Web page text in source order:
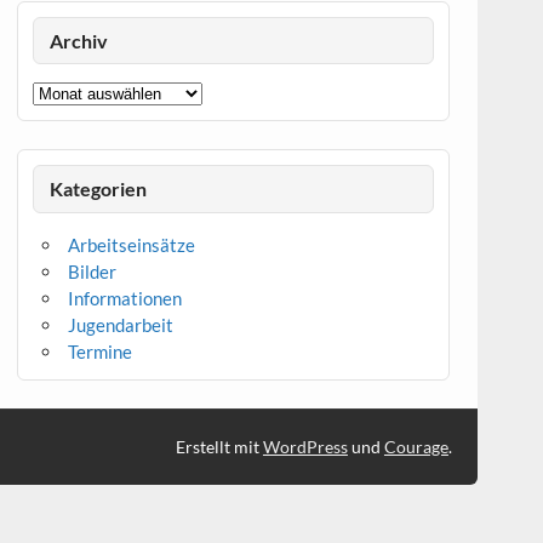
Archiv
Archiv
Kategorien
Arbeitseinsätze
Bilder
Informationen
Jugendarbeit
Termine
Erstellt mitWordPressund Courage.